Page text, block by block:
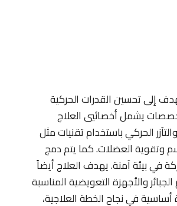
إلى تحسين القدرات الحركية
يشمل أخصائيي العلاج
الحركي باستخدام تقنيات مثل
وتقوية العضلات. كما يتم دمج
في بيئة آمنة. يهدف العلاج أيضاً
والأجهزة التعويضية المناسبة
في نجاح الخطة العلاجية،